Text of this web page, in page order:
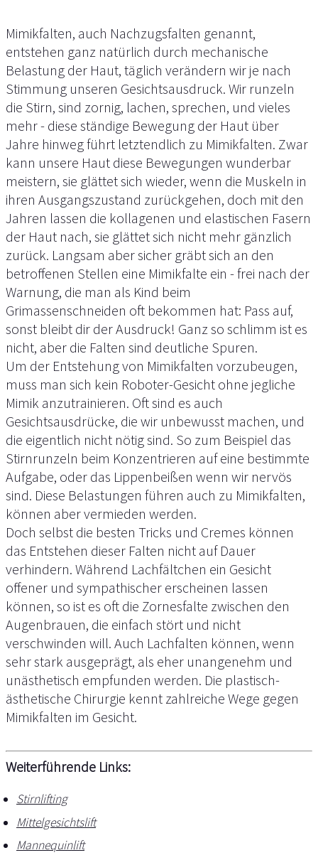
Mimikfalten, auch Nachzugsfalten genannt,
entstehen ganz natürlich durch mechanische
Belastung der Haut, täglich verändern wir je nach
Stimmung unseren Gesichtsausdruck. Wir runzeln
die Stirn, sind zornig, lachen, sprechen, und vieles
mehr - diese ständige Bewegung der Haut über
Jahre hinweg führt letztendlich zu Mimikfalten. Zwar
kann unsere Haut diese Bewegungen wunderbar
meistern, sie glättet sich wieder, wenn die Muskeln in
ihren Ausgangszustand zurückgehen, doch mit den
Jahren lassen die kollagenen und elastischen Fasern
der Haut nach, sie glättet sich nicht mehr gänzlich
zurück. Langsam aber sicher gräbt sich an den
betroffenen Stellen eine Mimikfalte ein - frei nach der
Warnung, die man als Kind beim
Grimassenschneiden oft bekommen hat: Pass auf,
sonst bleibt dir der Ausdruck! Ganz so schlimm ist es
nicht, aber die Falten sind deutliche Spuren.
Um der Entstehung von Mimikfalten vorzubeugen,
muss man sich kein Roboter-Gesicht ohne jegliche
Mimik anzutrainieren. Oft sind es auch
Gesichtsausdrücke, die wir unbewusst machen, und
die eigentlich nicht nötig sind. So zum Beispiel das
Stirnrunzeln beim Konzentrieren auf eine bestimmte
Aufgabe, oder das Lippenbeißen wenn wir nervös
sind. Diese Belastungen führen auch zu Mimikfalten,
können aber vermieden werden.
Doch selbst die besten Tricks und Cremes können
das Entstehen dieser Falten nicht auf Dauer
verhindern. Während Lachfältchen ein Gesicht
offener und sympathischer erscheinen lassen
können, so ist es oft die Zornesfalte zwischen den
Augenbrauen, die einfach stört und nicht
verschwinden will. Auch Lachfalten können, wenn
sehr stark ausgeprägt, als eher unangenehm und
unästhetisch empfunden werden. Die plastisch-
ästhetische Chirurgie kennt zahlreiche Wege gegen
Mimikfalten im Gesicht.
Weiterführende Links:
Stirnlifting
Mittelgesichtslift
Mannequinlift